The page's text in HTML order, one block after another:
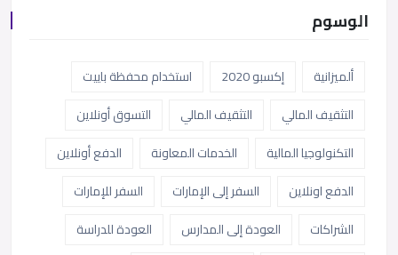
الوسوم
ألميزانية إكسبو 2020
استخدام محفظة باييت
التثقيف المالي
التثقيف المالي
التسوق أونلاين
التكنولوجيا المالية
الخدمات المعاونة
الدفع أونلاين
الدفع اونلاين
السفر إلى الإمارات
السفر للإمارات
الشراكات
العودة إلى المدارس
العودة للدراسة